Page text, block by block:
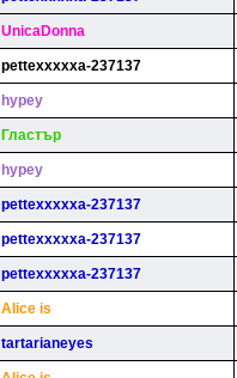
UnicaDonna
pettexxxxxa-237137
hypey
Гластър
hypey
pettexxxxxa-237137
pettexxxxxa-237137
pettexxxxxa-237137
Alice is
tartarianeyes